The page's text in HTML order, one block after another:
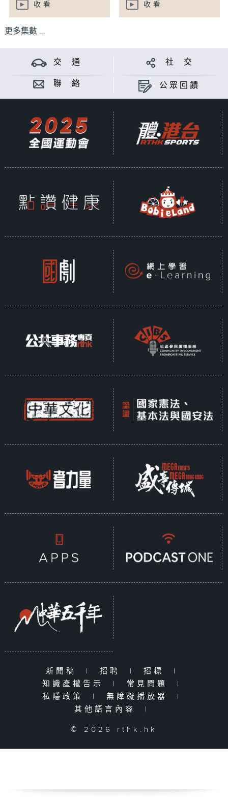
收看 收看
更多集數 ...
交 通 社 交
聯 絡 公眾回饋
新聞稿 | 招聘 | 招標
|
知識產權告示
| 常見問題
|
私隱政策
| 無障礙播放器
|
其他語言內容
|
© 2026 rthk.hk